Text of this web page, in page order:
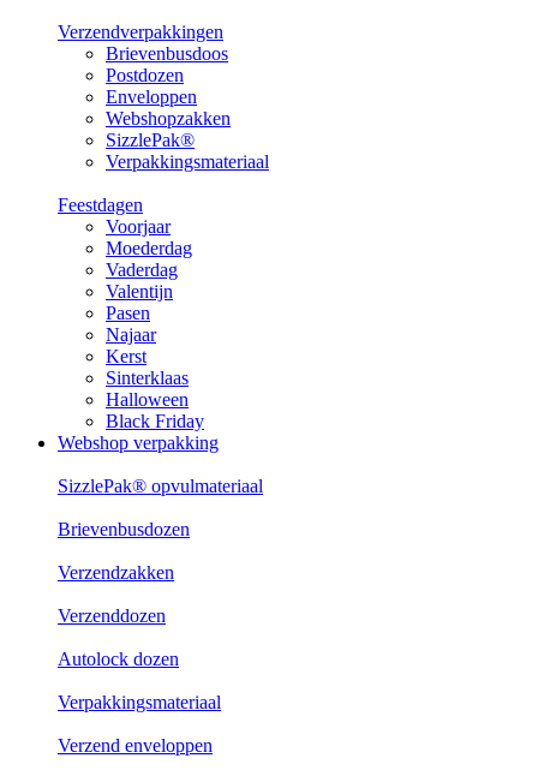
Verzendverpakkingen
Brievenbusdoos
Postdozen
Enveloppen
Webshopzakken
SizzlePak®
Verpakkingsmateriaal
Feestdagen
Voorjaar
Moederdag
Vaderdag
Valentijn
Pasen
Najaar
Kerst
Sinterklaas
Halloween
Black Friday
Webshop verpakking
SizzlePak® opvulmateriaal
Brievenbusdozen
Verzendzakken
Verzenddozen
Autolock dozen
Verpakkingsmateriaal
Verzend enveloppen